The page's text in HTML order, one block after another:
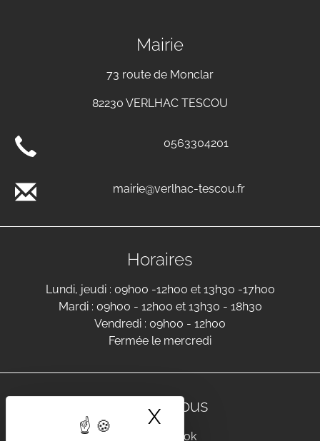
Mairie
73 route de Monclar
82230 VERLHAC TESCOU
0563304201
mairie@verlhac-tescou.fr
Horaires
Lundi, jeudi : 09h00 -12h00 et 13h30 -17h00
Mardi : 09h00 - 12h00 et 13h30 - 18h30
Vendredi : 09h00 - 12h00
Fermée le mercredi
Suivez-nous
Facebook
X Masquer le